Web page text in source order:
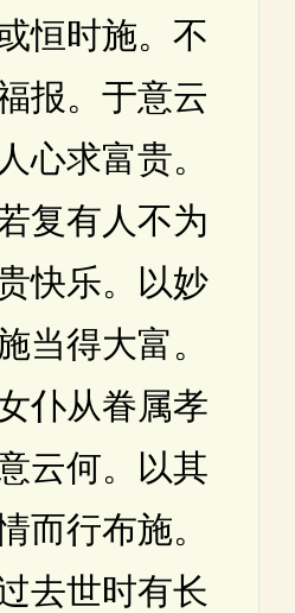
恒时施。不
报。于意云
心求富贵。
复有人不为
快乐。以妙
当得大富。
仆从眷属孝
云何。以其
而行布施。
去世时有长